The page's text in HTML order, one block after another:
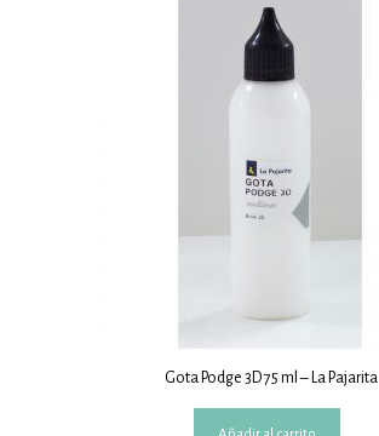
Gota Podge 3D 75 ml – La Pajarita